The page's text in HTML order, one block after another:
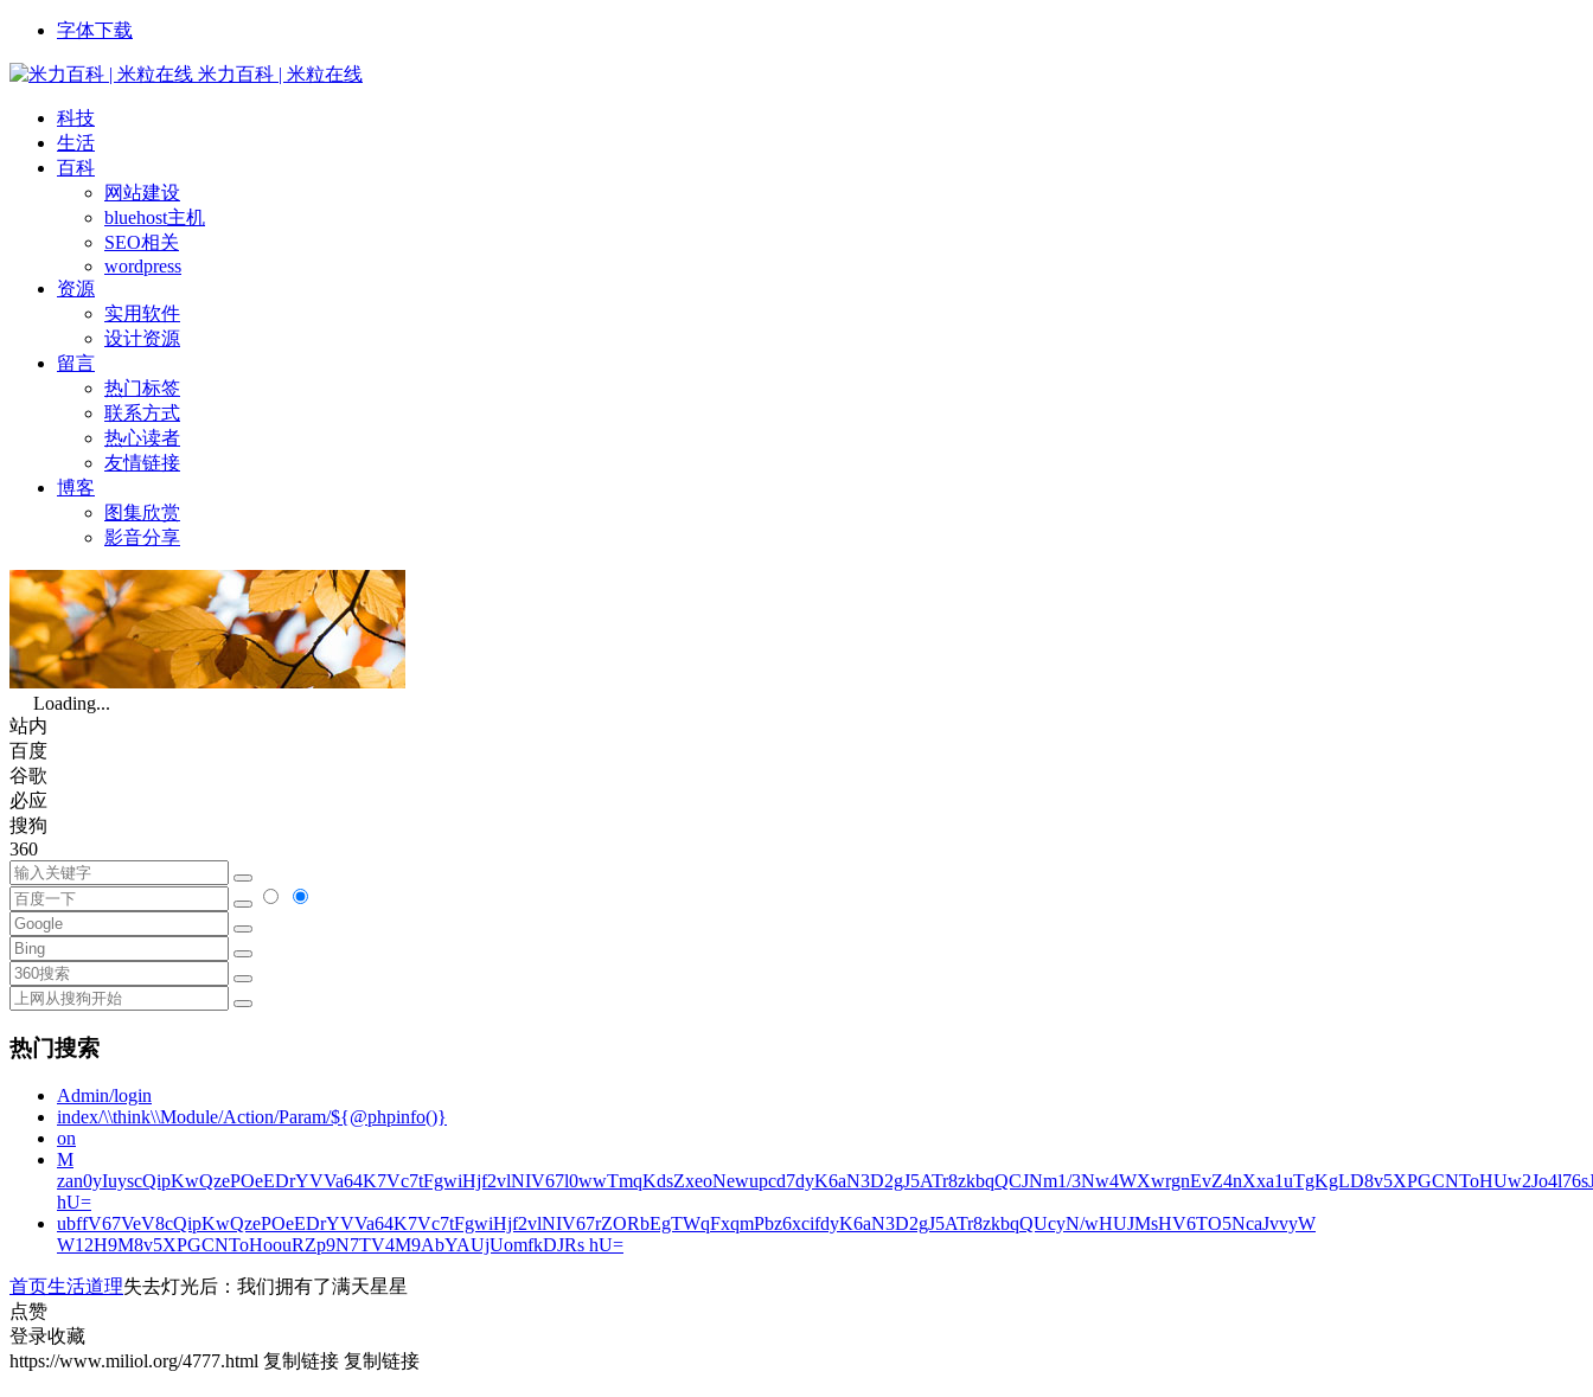
字体下载
米力百科 | 米粒在线
科技
生活
百科
网站建设
bluehost主机
SEO相关
wordpress
资源
实用软件
设计资源
留言
热门标签
联系方式
热心读者
友情链接
博客
图集欣赏
影音分享
Loading...
站内
百度
谷歌
必应
搜狗
360
热门搜索
Admin/login
index/\\think\\Module/Action/Param/${@phpinfo()}
on
M
zan0yIuyscQipKwQzePOeEDrYVVa64K7Vc7tFgwiHjf2vlNIV67l0wwTmqKdsZxeoNewupcd7dyK6aN3D2gJ5ATr8zkbqQCJNm1/
hU=
ubffV67VeV8cQipKwQzePOeEDrYVVa64K7Vc7tFgwiHjf2vlNIV67rZORbEgTWqFxqmPbz6xcifdyK6aN3D2gJ5ATr8zkbqQUcyN/wHUJMsHV6TO5NcaJvvyW
W12H9M8v5XPGCNToHoouRZp9N7TV4M9AbYAUjUomfkDJRs hU=
首页生活道理失去灯光后：我们拥有了满天星星
点赞
登录收藏
https://www.miliol.org/4777.html 复制链接 复制链接